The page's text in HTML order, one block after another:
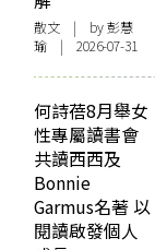
散文 | by 彭慧
瑜 | 2026-07-31
何詩蓓8月舉女
性專屬讀書會
共讀西西及
Bonnie
Garmus名著 以
閱讀啟發個人